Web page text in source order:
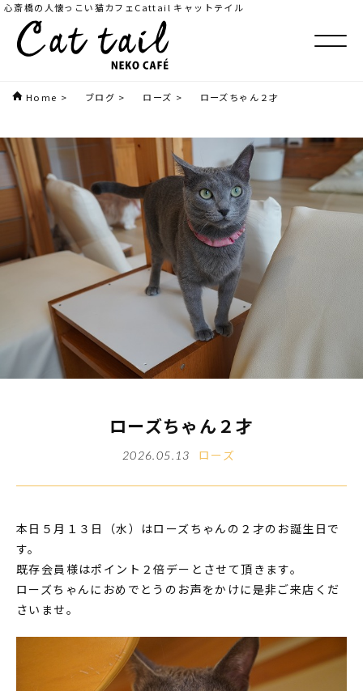
心斎橋の人懐っこい猫カフェCattail キャットテイル
Home > ブログ > ローズ > ローズちゃん２才
ローズちゃん２才
2026.05.13 ローズ
本日５月１３日（水）はローズちゃんの２才のお誕生日で
す。
既存会員様はポイント２倍デーとさせて頂きます。
ローズちゃんにおめでとうのお声をかけに是非ご来店くだ
さいませ。